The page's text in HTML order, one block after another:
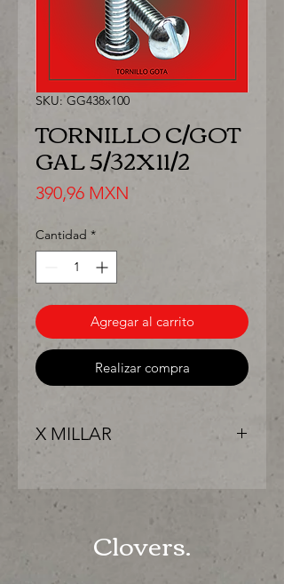
SKU: GG438x100
TORNILLO C/GOT
GAL 5/32X11/2
390,96 MXN
Cantidad *
Agregar al carrito
Realizar compra
X MILLAR
comprar o para surtir, solo los
mejores precios para tu tienda o
Clovers.